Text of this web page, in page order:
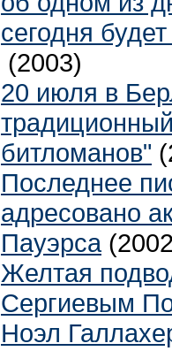
сегодня
(2003)
20 июля в
битломанов"
Последнее
адресовано
Пауэрса
Желтая
Сергиевым
Ноэл